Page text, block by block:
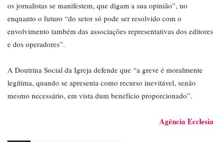
os jornalistas se manifestem, que digam a sua opinião”, no
enquanto o futuro “do setor só pode ser resolvido com o
envolvimento também das associações representativas dos editores
e dos operadores”.
A Doutrina Social da Igreja defende que “a greve é moralmente
legítima, quando se apresenta como recurso inevitável, senão
mesmo necessário, em vista dum benefício proporcionado”.
Agência Ecclesia